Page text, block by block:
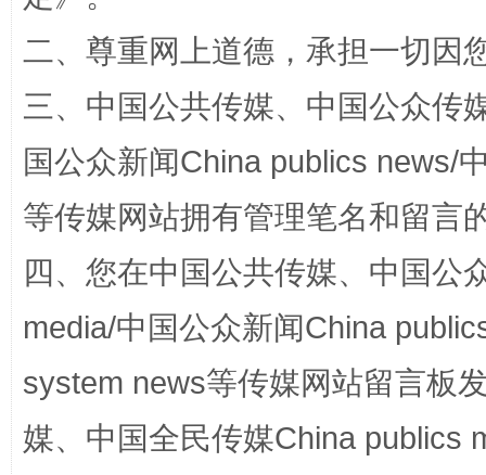
“蜀中异人”王建安的艺术幻境
二、尊重网上道德，承担一切因
三、中国公共传媒、中国公众传
国公众新闻China publics news/
等传媒网站拥有管理笔名和留言
四、您在中国公共传媒、中国公
media/中国公众新闻China
system news等传媒网站留言板
媒、中国全民传媒China publics